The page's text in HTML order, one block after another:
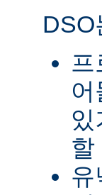
DSO
프
있
할
유